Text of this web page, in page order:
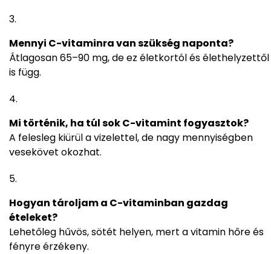
Mennyi C-vitaminra van szükség naponta?
Átlagosan 65–90 mg, de ez életkortól és élethelyzettől
is függ.
Mi történik, ha túl sok C-vitamint fogyasztok?
A felesleg kiürül a vizelettel, de nagy mennyiségben
vesekövet okozhat.
Hogyan tároljam a C-vitaminban gazdag
ételeket?
Lehetőleg hűvös, sötét helyen, mert a vitamin hőre és
fényre érzékeny.